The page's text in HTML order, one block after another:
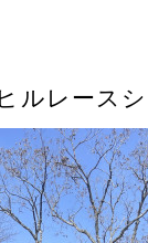
ルレース